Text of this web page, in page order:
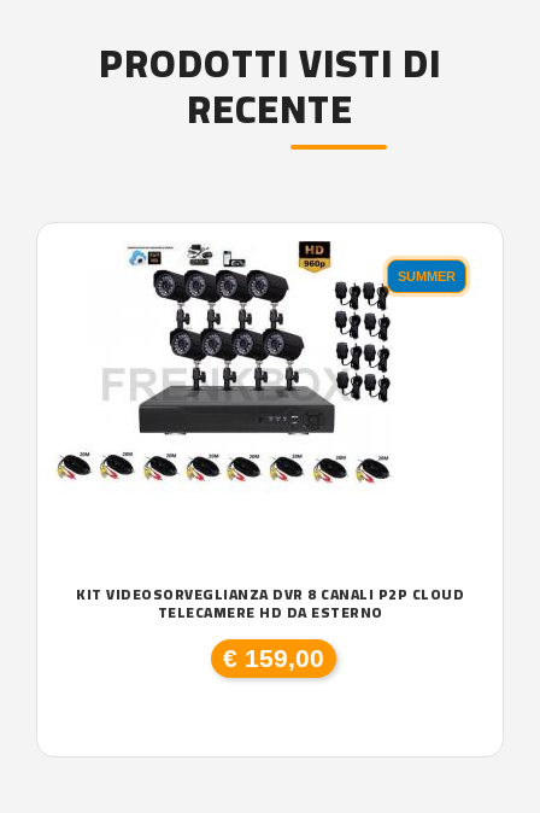
PRODOTTI VISTI DI
RECENTE
SUMMER
KIT VIDEOSORVEGLIANZA DVR 8 CANALI P2P CLOUD
TELECAMERE HD DA ESTERNO
€ 159,00